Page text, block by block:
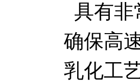
具有非
确保高
乳化工